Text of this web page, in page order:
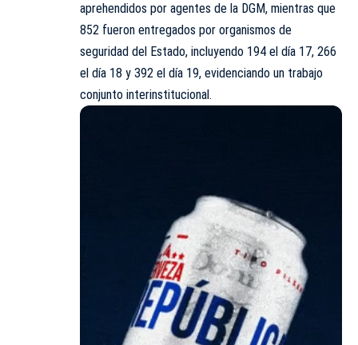
aprehendidos por agentes de la DGM, mientras que
852 fueron entregados por organismos de
seguridad del Estado, incluyendo 194 el día 17, 266
el día 18 y 392 el día 19, evidenciando un trabajo
conjunto interinstitucional.